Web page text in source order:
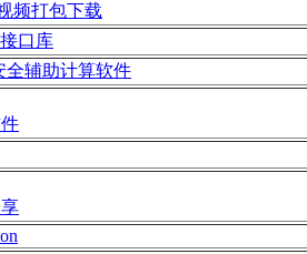
频打包下载
口库
全辅助计算软件